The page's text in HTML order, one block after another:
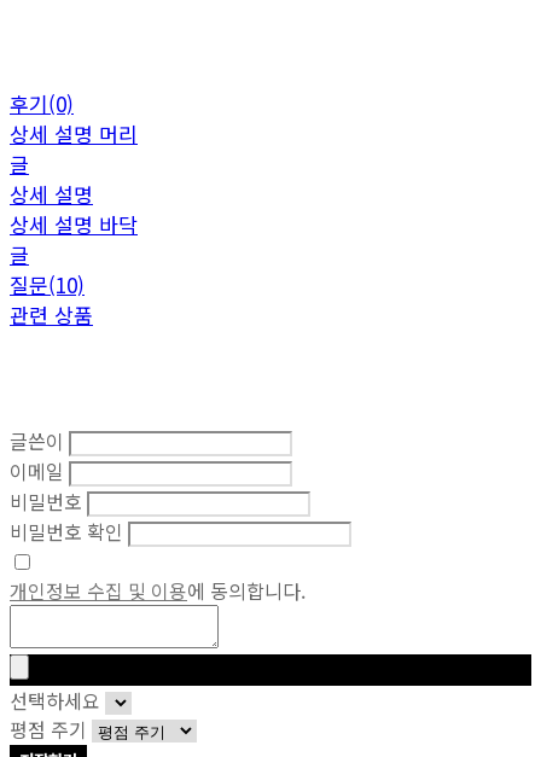
후기(0)
상세 설명 머리
글
상세 설명
상세 설명 바닥
글
질문(10)
관련 상품
글쓴이
이메일
비밀번호
비밀번호 확인
개인정보 수집 및 이용에 동의합니다.
선택하세요
평점 주기